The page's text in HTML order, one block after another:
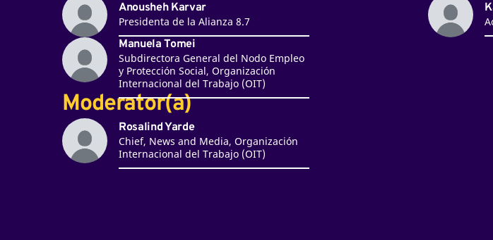
Anousheh Karvar
Presidenta de la Alianza 8.7
Manuela Tomei
Subdirectora General del Nodo Empleo
y Protección Social, Organización
Internacional del Trabajo (OIT)
Moderator(a)
Rosalind Yarde
Chief, News and Media, Organización
Internacional del Trabajo (OIT)